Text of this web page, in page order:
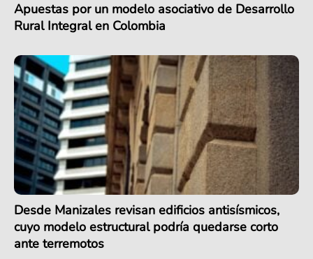
Apuestas por un modelo asociativo de Desarrollo
Rural Integral en Colombia
Desde Manizales revisan edificios antisísmicos,
cuyo modelo estructural podría quedarse corto
ante terremotos